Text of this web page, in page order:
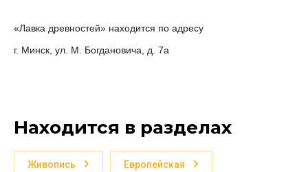
«Лавка древностей» находится по адресу
г. Минск, ул. М. Богдановича, д. 7а
Находится в разделах
Живопись Европейская